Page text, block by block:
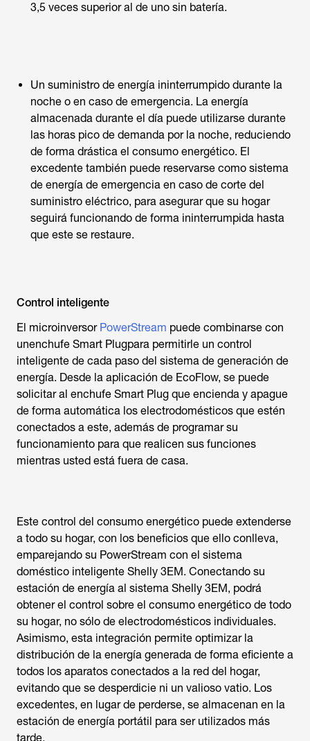
3,5 veces superior al de uno sin batería.
Un suministro de energía ininterrumpido durante la
noche o en caso de emergencia. La energía
almacenada durante el día puede utilizarse durante
las horas pico de demanda por la noche, reduciendo
de forma drástica el consumo energético. El
excedente también puede reservarse como sistema
de energía de emergencia en caso de corte del
suministro eléctrico, para asegurar que su hogar
seguirá funcionando de forma ininterrumpida hasta
que este se restaure.
Control inteligente
El microinversor PowerStream puede combinarse con
unenchufe Smart Plugpara permitirle un control
inteligente de cada paso del sistema de generación de
energía. Desde la aplicación de EcoFlow, se puede
solicitar al enchufe Smart Plug que encienda y apague
de forma automática los electrodomésticos que estén
conectados a este, además de programar su
funcionamiento para que realicen sus funciones
mientras usted está fuera de casa.
Este control del consumo energético puede extenderse
a todo su hogar, con los beneficios que ello conlleva,
emparejando su PowerStream con el sistema
doméstico inteligente Shelly 3EM. Conectando su
estación de energía al sistema Shelly 3EM, podrá
obtener el control sobre el consumo energético de todo
su hogar, no sólo de electrodomésticos individuales.
Asimismo, esta integración permite optimizar la
distribución de la energía generada de forma eficiente a
todos los aparatos conectados a la red del hogar,
evitando que se desperdicie ni un valioso vatio. Los
excedentes, en lugar de perderse, se almacenan en la
estación de energía portátil para ser utilizados más
tarde.